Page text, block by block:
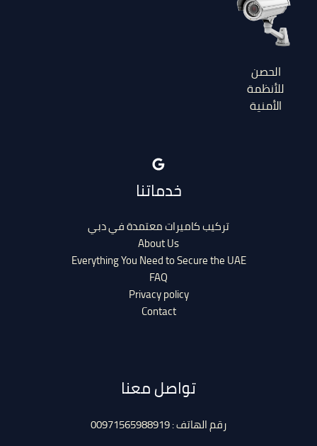
الحصن
للأنظمة
الأمنية
خدماتنا
تركيب كاميرات معتمدة في دبي
About Us
Everything You Need to Secure the UAE
FAQ
Privacy policy
Contact
تواصل معنا
رقم الهاتف : 00971565988919